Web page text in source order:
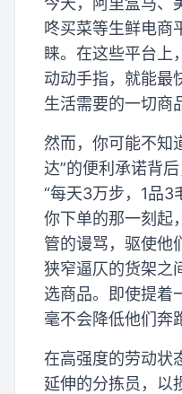
咚买菜等生鲜电商
睐。在这些平台上
动动手指，就能最
生活需要的一切商
然而，你可能不知
达”的便利承诺背
“每天3万步，1品3
你下单的那一刻起
管的谩骂，驱使他
狭窄逼仄的货架之
选商品。即使提着
毫不会降低他们奔
在高强度的劳动状
延伸的分拣员，以